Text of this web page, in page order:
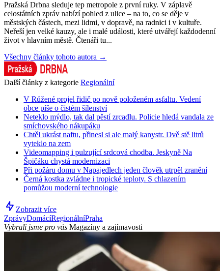
Pražská Drbna sleduje tep metropole z první ruky. V záplavě
celostátních zpráv nabízí pohled z ulice – na to, co se děje v
městských částech, mezi lidmi, v dopravě, na radnici i v kultuře.
Neřeší jen velké kauzy, ale i malé události, které utvářejí každodenní
život v hlavním městě. Čtenáři tu...
Všechny články tohoto autora →
Další články z kategorie Regionální
V Růžené projel řidič po nově položeném asfaltu. Vedení
obce píše o čistém šílenství
Neteklo mýdlo, tak dal pěstí zrcadlu. Policie hledá vandala ze
smíchovského nákupáku
Chtěl ukrást naftu, přinesl si ale malý kanystr. Dvě stě litrů
vyteklo na zem
Videomapping i pulzující srdcová chodba. Jeskyně Na
Špičáku chystá modernizaci
Při požáru domu v Napajedlech jeden člověk utrpěl zranění
Černá kostka zvládne i tropické teploty. S chlazením
pomůžou moderní technologie
Zobrazit více
ZprávyDomácíRegionálníPraha
Vybrali jsme pro vás Magazíny a zajímavosti